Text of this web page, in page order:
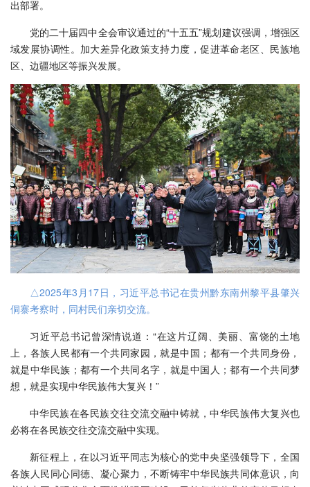
出部署。
党的二十届四中全会审议通过的“十五五”规划建议强调，增强区
域发展协调性。加大差异化政策支持力度，促进革命老区、民族地
区、边疆地区等振兴发展。
△2025年3月17日，习近平总书记在贵州黔东南州黎平县肇兴
侗寨考察时，同村民们亲切交流。
习近平总书记曾深情说道：“在这片辽阔、美丽、富饶的土地
上，各族人民都有一个共同家园，就是中国；都有一个共同身份，
就是中华民族；都有一个共同名字，就是中国人；都有一个共同梦
想，就是实现中华民族伟大复兴！”
中华民族在各民族交往交流交融中铸就，中华民族伟大复兴也
必将在各民族交往交流交融中实现。
新征程上，在以习近平同志为核心的党中央坚强领导下，全国
各族人民同心同德、凝心聚力，不断铸牢中华民族共同体意识，向